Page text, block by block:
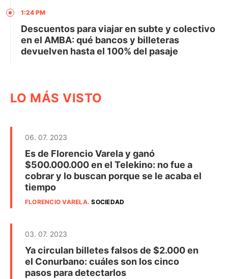
1:24 PM
Descuentos para viajar en subte y colectivo
en el AMBA: qué bancos y billeteras
devuelven hasta el 100% del pasaje
LO MÁS VISTO
06. 07. 2023
Es de Florencio Varela y ganó
$500.000.000 en el Telekino: no fue a
cobrar y lo buscan porque se le acaba el
tiempo
FLORENCIO VARELA.SOCIEDAD
03. 07. 2023
Ya circulan billetes falsos de $2.000 en
el Conurbano: cuáles son los cinco
pasos para detectarlos